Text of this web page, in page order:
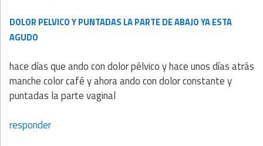
DOLOR PELVICO Y PUNTADAS LA PARTE DE ABAJO YA ESTA
AGUDO
hace días que ando con dolor pélvico y hace unos días atrás
manche color café y ahora ando con dolor constante y
puntadas la parte vaginal
responder